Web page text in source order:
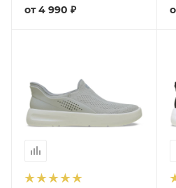
от4 990 ₽